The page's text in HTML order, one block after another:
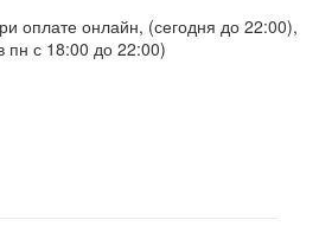
оплате онлайн, (сегодня до 22:00),
пн с 18:00 до 22:00)